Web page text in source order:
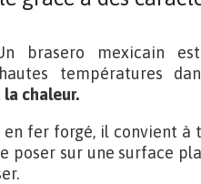
brasero mexicain
températures
chaleur.
fer forgé, il convient à
poser sur une surface